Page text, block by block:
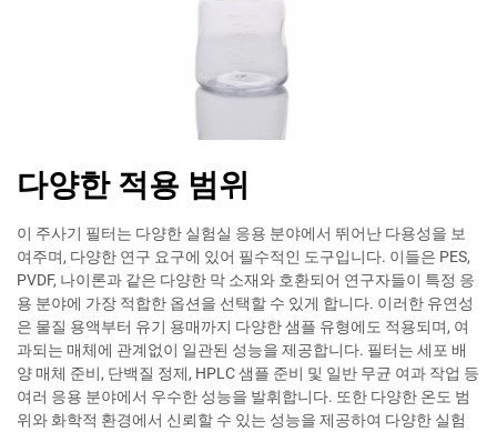
다양한 적용 범위
이 주사기 필터는 다양한 실험실 응용 분야에서 뛰어난 다용성을 보
여주며, 다양한 연구 요구에 있어 필수적인 도구입니다. 이들은 PES,
PVDF, 나이론과 같은 다양한 막 소재와 호환되어 연구자들이 특정 응
용 분야에 가장 적합한 옵션을 선택할 수 있게 합니다. 이러한 유연성
은 물질 용액부터 유기 용매까지 다양한 샘플 유형에도 적용되며, 여
과되는 매체에 관계없이 일관된 성능을 제공합니다. 필터는 세포 배
양 매체 준비, 단백질 정제, HPLC 샘플 준비 및 일반 무균 여과 작업 등
여러 응용 분야에서 우수한 성능을 발휘합니다. 또한 다양한 온도 범
위와 화학적 환경에서 신뢰할 수 있는 성능을 제공하여 다양한 실험